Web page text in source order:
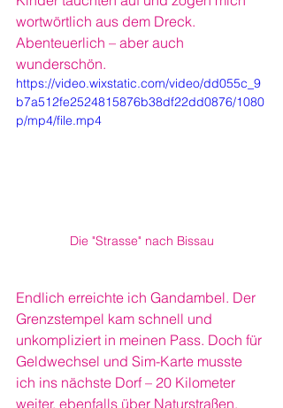
wortwörtlich aus dem Dreck.
Abenteuerlich – aber auch
wunderschön.
https://video.wixstatic.com/video/dd055c_9
b7a512fe2524815876b38df22dd0876/1080
p/mp4/file.mp4
Die "Strasse" nach Bissau
Endlich erreichte ich Gandambel. Der
Grenzstempel kam schnell und
unkompliziert in meinen Pass. Doch für
Geldwechsel und Sim-Karte musste
ich ins nächste Dorf – 20 Kilometer
weiter, ebenfalls über Naturstraßen.